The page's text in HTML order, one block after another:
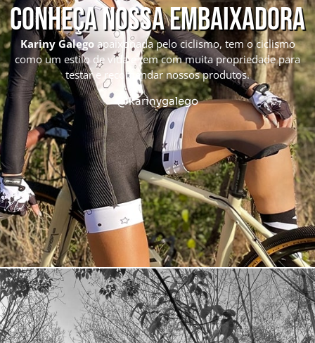
Conheça nossa embaixadora
Kariny Galegoapaixonada pelo ciclismo, tem o ciclismo
como um estilo de vida e tem com muita propriedade para
testar e recomendar nossos produtos.
@karinygalego